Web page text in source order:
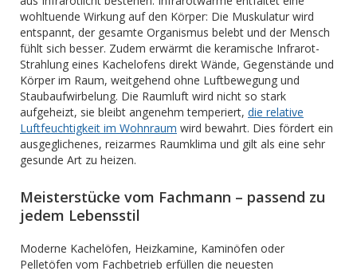
wohltuende Wirkung auf den Körper: Die Muskulatur wird
entspannt, der gesamte Organismus belebt und der Mensch
fühlt sich besser. Zudem erwärmt die keramische Infrarot-
Strahlung eines Kachelofens direkt Wände, Gegenstände und
Körper im Raum, weitgehend ohne Luftbewegung und
Staubaufwirbelung. Die Raumluft wird nicht so stark
aufgeheizt, sie bleibt angenehm temperiert, die relative
Luftfeuchtigkeit im Wohnraum wird bewahrt. Dies fördert ein
ausgeglichenes, reizarmes Raumklima und gilt als eine sehr
gesunde Art zu heizen.
Meisterstücke vom Fachmann – passend zu
jedem Lebensstil
Moderne Kachelöfen, Heizkamine, Kaminöfen oder
Pelletöfen vom Fachbetrieb erfüllen die neuesten